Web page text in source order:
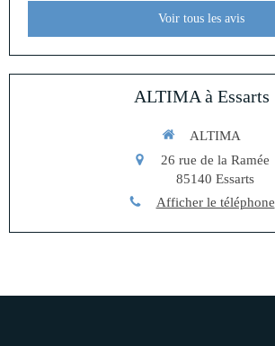
Voir tous les avis
ALTIMA à Essarts
ALTIMA
26 rue de la Ramée
85140 Essarts
Afficher le téléphone